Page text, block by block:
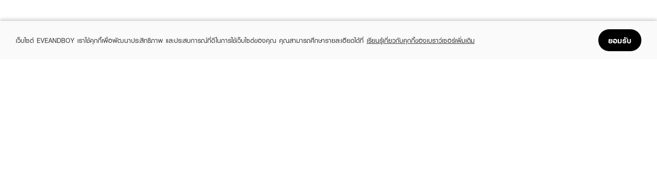
เว็บไซต์ EVEANDBOY เราใช้คุกกี้เพื่อพัฒนาประสิทธิภาพ และประสบการณ์ที่ดีในการใช้เว็บไซต์ของคุณ คุณสามารถศึกษารายละเอียดได้ที่ เรียนรู้เกี่ยวกับคุกกี้ของเบราว์เซอร์เพิ่มเติม ยอมรับ